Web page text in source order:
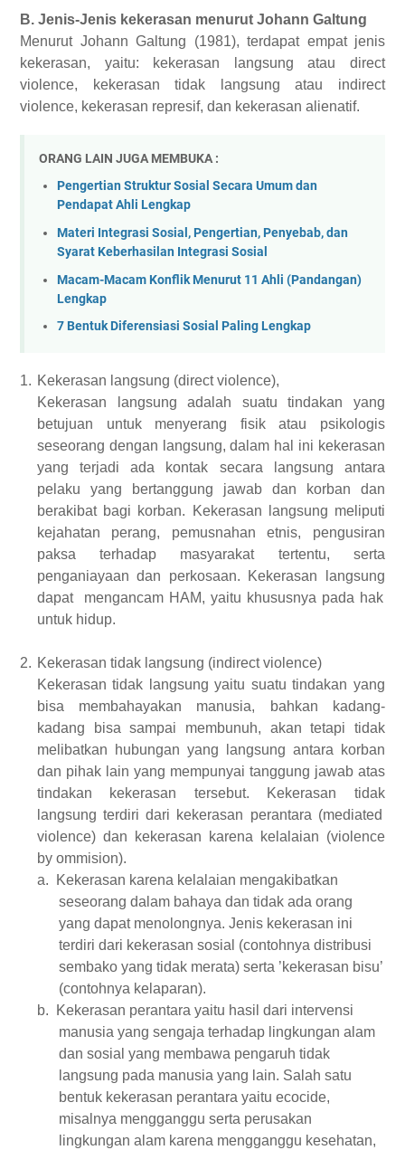
B. Jenis-Jenis kekerasan menurut Johann Galtung
Menurut Johann Galtung (1981), terdapat empat jenis
kekerasan, yaitu:
kekerasan langsung ataudirect
violence, kekerasan tidak langsung atau indirect
violence, kekerasan represif, dan kekerasan alienatif.
ORANG LAIN JUGA MEMBUKA :
Pengertian Struktur Sosial Secara Umum dan
Pendapat Ahli Lengkap
Materi Integrasi Sosial, Pengertian, Penyebab, dan
Syarat Keberhasilan Integrasi Sosial
Macam-Macam Konflik Menurut 11 Ahli (Pandangan)
Lengkap
7 Bentuk Diferensiasi Sosial Paling Lengkap
1. Kekerasan langsung (direct violence),
Kekerasan langsung adalah suatu tindakanyang
betujuan untukmenyerang fisik atau psikologis
seseorang dengan langsung, dalam hal ini kekerasan
yang terjadiada kontak secara
langsung antara
pelaku yang bertanggung jawab dan korban dan
berakibat bagi korban. Kekerasan
langsung meliputi
kejahatan perang, pemusnahan etnis, pengusiran
paksa terhadap masyarakattertentu, serta
penganiayaan dan perkosaan. Kekerasan langsung
dapat
mengancam HAM, yaitu khususnya pada hak
untuk hidup.
2. Kekerasan tidak langsung (indirect violence)
Kekerasan tidak langsungyaitu suatu tindakan yang
bisa membahayakan manusia, bahkan kadang-
kadang
bisasampai membunuh, akan tetapi tidak
melibatkan hubungan yang
langsung antara korban
dan pihak lain yang mempunyai tanggung jawab atas
tindakan kekerasan tersebut. Kekerasan tidak
langsung terdiri dari kekerasan perantara (mediated
violence)dan
kekerasan karena kelalaian (violence
by ommision).
a.
Kekerasan karena kelalaian mengakibatkan
seseorang dalam bahaya dan tidak ada orang
yang dapat menolongnya. Jenis kekerasan ini
terdiri dari kekerasan sosial (contohnyadistribusi
sembako yang tidak merata) serta ’kekerasan bisu’
(contohnya kelaparan).
b.
Kekerasan perantara yaitu hasil dari intervensi
manusia yang sengaja terhadap lingkungan alam
dan sosial yang membawa pengaruh tidak
langsung pada manusia yang lain. Salah satu
bentuk kekerasan perantara yaitu ecocide,
misalnya mengganggu sertaperusakan
lingkungan alam karena mengganggu kesehatan,